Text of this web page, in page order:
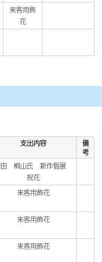
来客用飾
花
支出内容
備
考
桐山氏 新作個展
祝花
来客用飾花
来客用飾花
来客用飾花